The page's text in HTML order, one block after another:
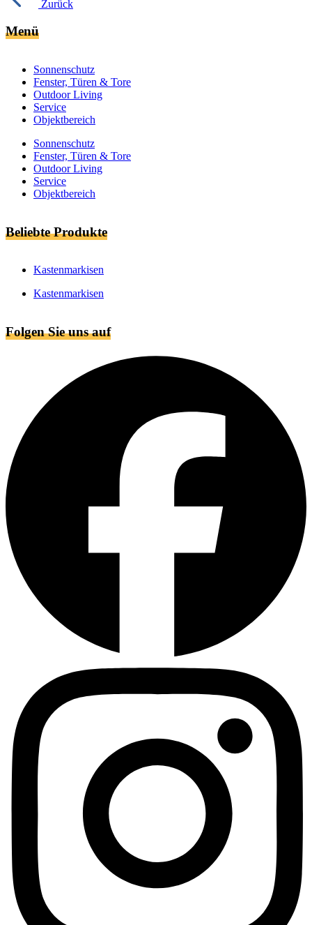
Zurück
Menü
Sonnenschutz
Fenster, Türen & Tore
Outdoor Living
Service
Objektbereich
Sonnenschutz
Fenster, Türen & Tore
Outdoor Living
Service
Objektbereich
Beliebte Produkte
Kastenmarkisen
Kastenmarkisen
Folgen Sie uns auf